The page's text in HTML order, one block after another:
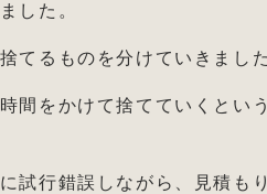
した。
てるものを分けていきました
間をかけて捨てていくとい
試行錯誤しながら、見積も